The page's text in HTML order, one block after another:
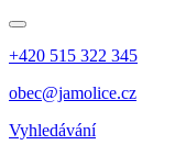
+420 515 322 345
obec@jamolice.cz
Vyhledávání